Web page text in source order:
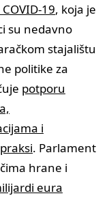
19, koja je
su nedavno
stajalištu
politike za
potporu
i
. Parlament
hrane i
eura